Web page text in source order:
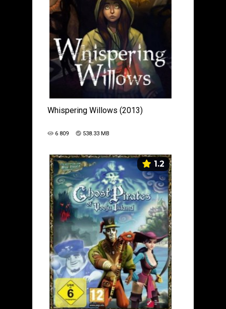
Whispering Willows (2013)
6 809 538.33 MB
1.2